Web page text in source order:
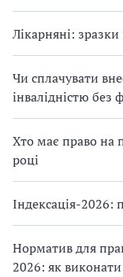
Лікарняні:
Чи сплачувати
інвалідністю без
Хто має право на
році
Індексація-2026:
Норматив для
2026: як виконати